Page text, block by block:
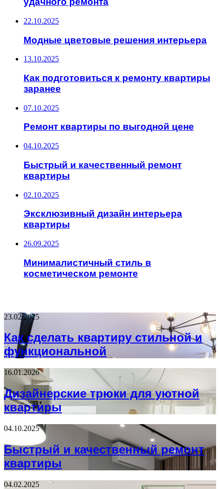
22.10.2025
Модные цветовые решения интерьера
13.10.2025
Как подготовиться к ремонту квартиры
заранее
07.10.2025
Ремонт квартиры по выгодной цене
04.10.2025
Быстрый и качественный ремонт
квартиры
02.10.2025
Эксклюзивный дизайн интерьера
квартиры
26.09.2025
Минималистичный стиль в
косметическом ремонте
23.02.2025
Как сделать квартиру стильной и
функциональной
16.01.2026
Дизайнерские трюки для уютной
квартиры
04.10.2025
Быстрый и качественный ремонт
квартиры
04.02.2025